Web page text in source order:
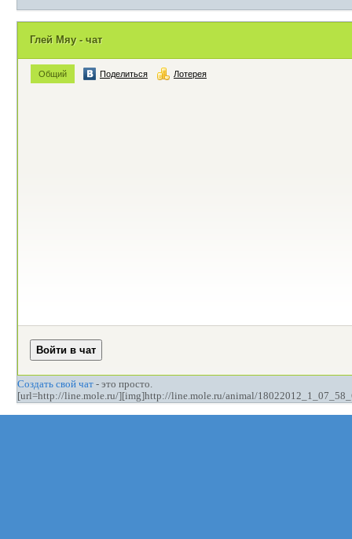
Создать свой чат - это просто.
[url=http://line.mole.ru/][img]http://line.mole.ru/animal/